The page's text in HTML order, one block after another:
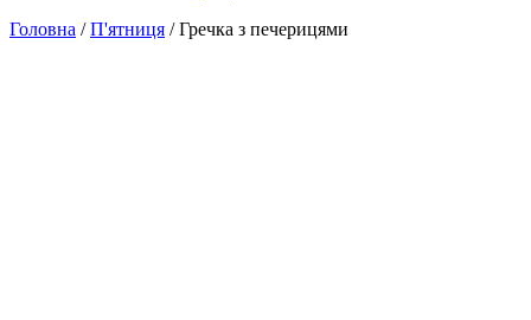
Головна /П'ятниця / Гречка з печерицями